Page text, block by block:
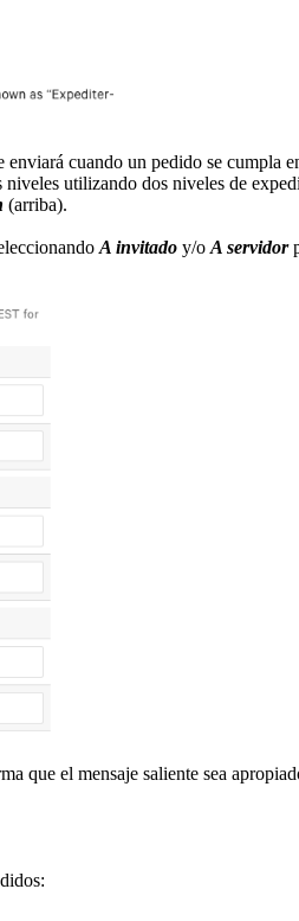
cuando un pedido se cumpla
utilizando dos niveles de
(arriba).
A invitado y/o A servidor
el mensaje saliente sea